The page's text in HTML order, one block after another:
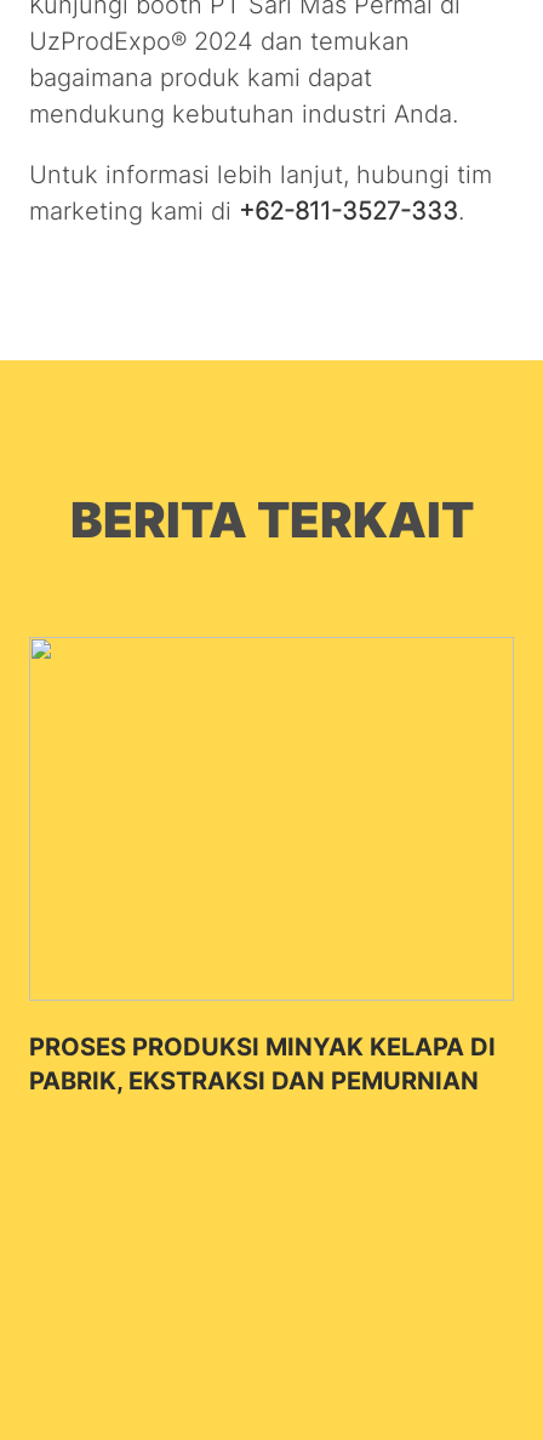
UzProdExpo® 2024 dan temukan
bagaimana produk kami dapat
mendukung kebutuhan industri Anda.
Untuk informasi lebih lanjut, hubungi tim
marketing kami di +62-811-3527-333.
BERITA TERKAIT
PROSES PRODUKSI MINYAK KELAPA DI
PABRIK, EKSTRAKSI DAN PEMURNIAN